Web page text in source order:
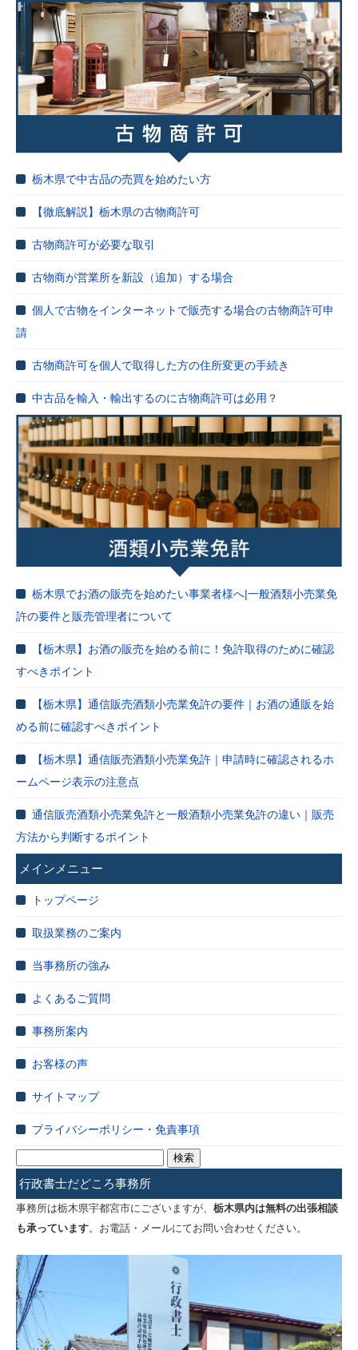
栃木県で中古品の売買を始めたい方
【徹底解説】栃木県の古物商許可
古物商許可が必要な取引
古物商が営業所を新設（追加）する場合
個人で古物をインターネットで販売する場合の古物商許可申
請
古物商許可を個人で取得した方の住所変更の手続き
中古品を輸入・輸出するのに古物商許可は必用？
栃木県でお酒の販売を始めたい事業者様へ|一般酒類小売業免
許の要件と販売管理者について
【栃木県】お酒の販売を始める前に！免許取得のために確認
すべきポイント
【栃木県】通信販売酒類小売業免許の要件｜お酒の通販を始
める前に確認すべきポイント
【栃木県】通信販売酒類小売業免許｜申請時に確認されるホ
ームページ表示の注意点
通信販売酒類小売業免許と一般酒類小売業免許の違い｜販売
方法から判断するポイント
メインメニュー
トップページ
取扱業務のご案内
当事務所の強み
よくあるご質問
事務所案内
お客様の声
サイトマップ
プライバシーポリシー・免責事項
索:
行政書士だどころ事務所
事務所は栃木県宇都宮市にございますが、 栃木県内は無料の出張相談
も承っています。お電話・メールにてお問い合わせください。